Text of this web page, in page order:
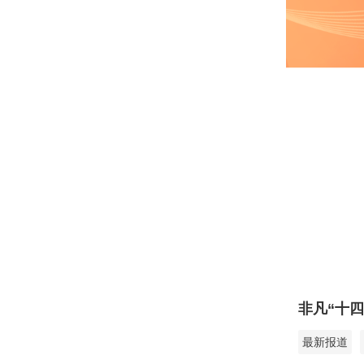
非凡“十
最新报道